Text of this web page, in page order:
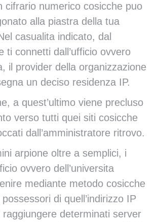
cifrario numerico cosicche puo
alla piastra della tua
casualita indicato, dal
ti connetti dall’ufficio ovvero
il provider della organizzazione
un deciso residenza IP.
a quest’ultimo viene precluso
verso tutti quei siti cosicche
dall’amministratore ritrovo.
arpione oltre a semplici, i
ovvero dell’universita
mediante metodo cosicche
di quell’indirizzo IP
raggiungere determinati server